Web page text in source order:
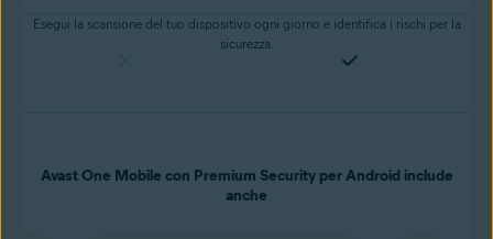
Esegui la scansione del tuo dispositivo ogni giorno e identifica i rischi per la
sicurezza.
Avast One Mobile con Premium Security per Android include
anche